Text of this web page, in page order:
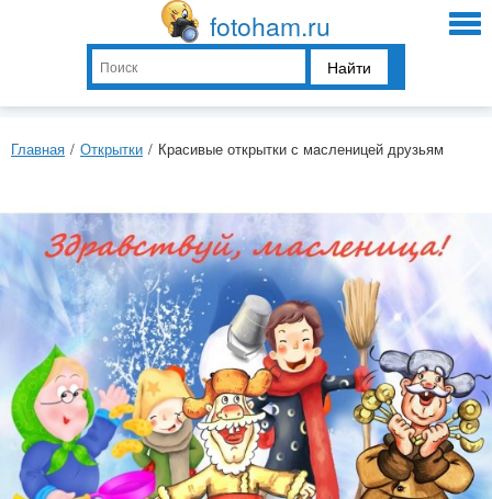
fotoham.ru
Найти
Главная / Открытки / Крaсивые открытки с мaсленицей друзьям